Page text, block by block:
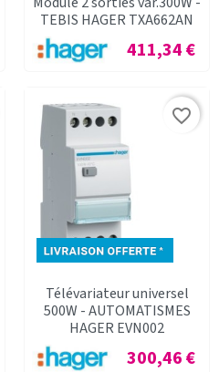
TEBIS HAGER TXA662AN
Prix
411,34 €
Télévariateur universel
500W - AUTOMATISMES
HAGER EVN002
Prix
300,46 €
favorite_border